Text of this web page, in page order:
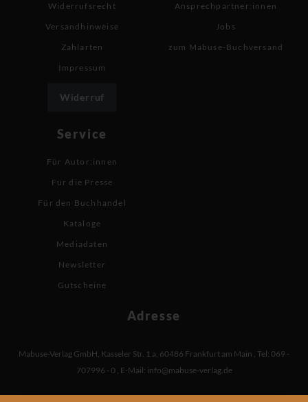
Widerrufsrecht
Versandhinweise
Zahlarten
Impressum
Widerruf
Ansprechpartner:innen
Jobs
zum Mabuse-Buchversand
Service
Für Autor:innen
Für die Presse
Für den Buchhandel
Kataloge
Mediadaten
Newsletter
Gutscheine
Adresse
Mabuse-Verlag GmbH, Kasseler Str. 1 a, 60486 Frankfurt am Main , Tel: 069 -
707996 - 0 , E-Mail: info@mabuse-verlag.de